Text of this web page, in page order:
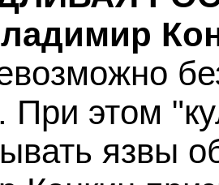
При этом
язвы